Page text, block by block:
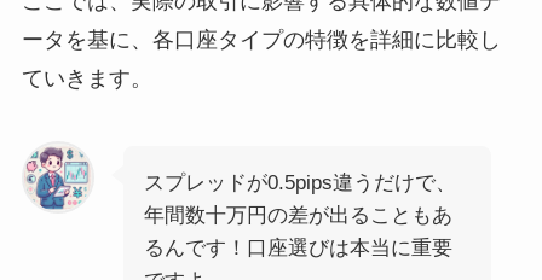
ータを基に、各口座タイプの特徴を詳細に比較し
ていきます。
スプレッドが0.5pips違うだけで、
年間数十万円の差が出ることもあ
るんです！口座選びは本当に重要